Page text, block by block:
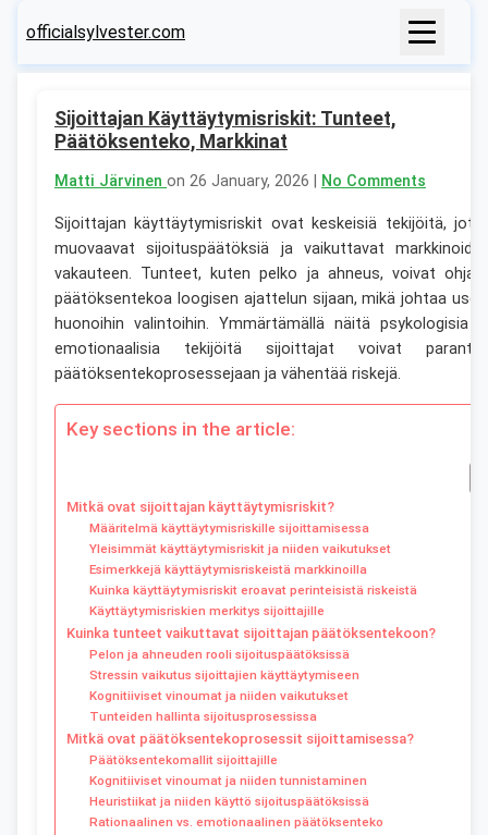
officialsylvester.com
Sijoittajan Käyttäytymisriskit: Tunteet,
Päätöksenteko, Markkinat
Matti Järvinen on 26 January, 2026 | No Comments
Sijoittajan käyttäytymisriskit ovat keskeisiä tekijöitä,
muovaavat sijoituspäätöksiä ja vaikuttavat
vakauteen. Tunteet, kuten pelko ja ahneus, voivat
päätöksentekoa loogisen ajattelun sijaan, mikä johtaa
huonoihin valintoihin. Ymmärtämällä näitä psykologisia
emotionaalisia tekijöitä sijoittajat voivat
päätöksentekoprosessejaan ja vähentää riskejä.
Key sections in the article:
Mitkä ovat sijoittajan käyttäytymisriskit?
Määritelmä käyttäytymisriskille sijoittamisessa
Yleisimmät käyttäytymisriskit ja niiden vaikutukset
Esimerkkejä käyttäytymisriskeistä markkinoilla
Kuinka käyttäytymisriskit eroavat perinteisistä riskeistä
Käyttäytymisriskien merkitys sijoittajille
Kuinka tunteet vaikuttavat sijoittajan päätöksentekoon?
Pelon ja ahneuden rooli sijoituspäätöksissä
Stressin vaikutus sijoittajien käyttäytymiseen
Kognitiiviset vinoumat ja niiden vaikutukset
Tunteiden hallinta sijoitusprosessissa
Mitkä ovat päätöksentekoprosessit sijoittamisessa?
Päätöksentekomallit sijoittajille
Kognitiiviset vinoumat ja niiden tunnistaminen
Heuristiikat ja niiden käyttö sijoituspäätöksissä
Rationaalinen vs. emotionaalinen päätöksenteko